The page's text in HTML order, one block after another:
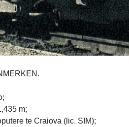
m;
te Craiova (lic. SIM);